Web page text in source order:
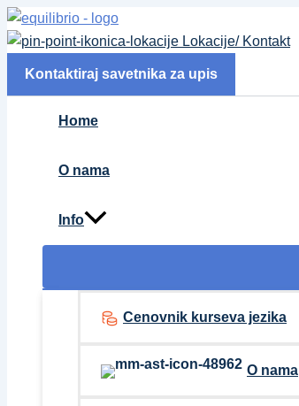
Pređi
na
Lokacije/ Kontakt
Kontaktiraj savetnika za upis
Home
O nama
Info
Cenovnik kurseva jezika
O nama